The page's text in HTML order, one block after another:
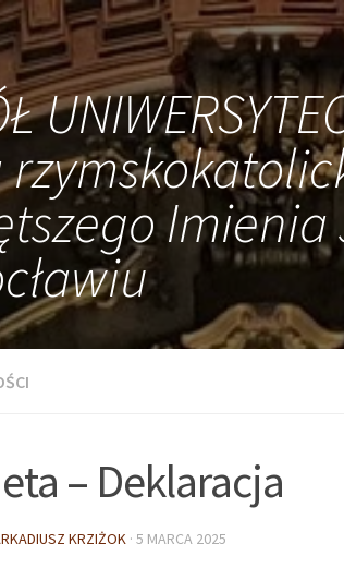
Imienia
– Deklaracja
KRZIŻOK · 5 MARCA 2025